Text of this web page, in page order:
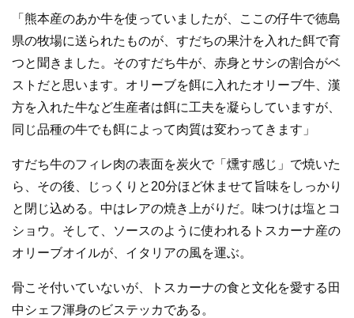
「熊本産のあか牛を使っていましたが、ここの仔牛で徳島
県の牧場に送られたものが、すだちの果汁を入れた餌で育
つと聞きました。そのすだち牛が、赤身とサシの割合がベ
ストだと思います。オリーブを餌に入れたオリーブ牛、漢
方を入れた牛など生産者は餌に工夫を凝らしていますが、
同じ品種の牛でも餌によって肉質は変わってきます」
すだち牛のフィレ肉の表面を炭火で「燻す感じ」で焼いた
ら、その後、じっくりと20分ほど休ませて旨味をしっかり
と閉じ込める。中はレアの焼き上がりだ。味つけは塩とコ
ショウ。そして、ソースのように使われるトスカーナ産の
オリーブオイルが、イタリアの風を運ぶ。
骨こそ付いていないが、トスカーナの食と文化を愛する田
中シェフ渾身のビステッカである。